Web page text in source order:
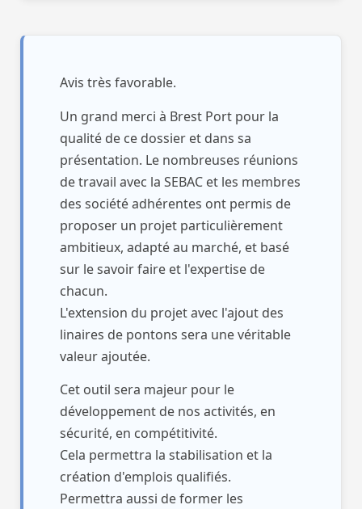
quai, il n’y en aura plus de disponible
Il me semble qu’il serait plus judicieux
de regarder pour l’installation de ce
chantier naval à trouver une zone
disponible du côté des cales sèches et
de la nouvelle zone « énergie
renouvelable ». Dans cette zone, il n’y
aura a priori pas de conflit entre
l’activité d’un chantier naval et l’activité
de la ville.
Pas de nuisances à gérer dans les
années à venir….
Malheureusement je suis contre
l’installation de ce nouveau chantier
naval au 5eme bassin, plus
particulièrement la construction de la
double nef qui avec une hauteur de 20
mètres de haut enlèvera à beaucoup
Avis très favorable.
Un grand merci à Brest Port pour la
qualité de ce dossier et dans sa
présentation. Le nombreuses réunions
de travail avec la SEBAC et les membres
des société adhérentes ont permis de
proposer un projet particulièrement
ambitieux, adapté au marché, et basé
sur le savoir faire et l'expertise de
chacun.
L'extension du projet avec l'ajout des
linaires de pontons sera une véritable
valeur ajoutée.
Cet outil sera majeur pour le
développement de nos activités, en
sécurité, en compétitivité.
Cela permettra la stabilisation et la
création d'emplois qualifiés.
Permettra aussi de former les